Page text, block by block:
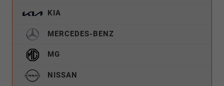
KIA
MERCEDES-BENZ
MG
NISSAN